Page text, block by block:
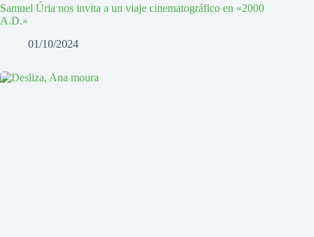
Samuel Úria nos invita a un viaje cinematográfico en «2000
A.D.»
01/10/2024